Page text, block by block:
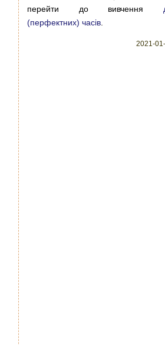
перейти до вивчення
(перфектних) часів.
2021-